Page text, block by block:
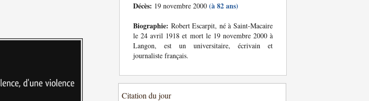
Décès: 19 novembre 2000 (à 82 ans)
Biographie: Robert Escarpit, né à Saint-Macaire
le 24 avril 1918 et mort le 19 novembre 2000 à
Langon, est un universitaire, écrivain et
journaliste français.
Citation du jour